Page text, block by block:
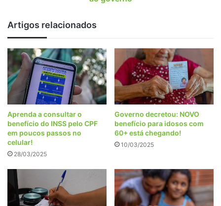
Artigos relacionados
Aprenda a consultar o
benefício do INSS pelo CPF
em poucos passos no
celular!
28/03/2025
Governo decretou: NOVO
benefício para idosos com
60+ está chegando!
10/03/2025